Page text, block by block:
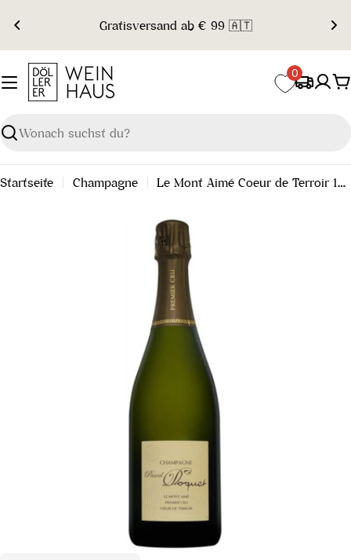
Inhalt
springen
Gratisversand ab € 99 🇦🇹
Suchen
0
Startseite Champagne Le Mont Aimé Coeur de Terroir 1er Cru Brut Nature 2009